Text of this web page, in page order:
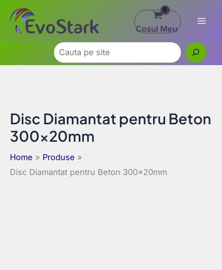
content
Cosul Meu
Disc Diamantat pentru Beton
300×20mm
Home
Produse
Disc Diamantat pentru Beton 300×20mm